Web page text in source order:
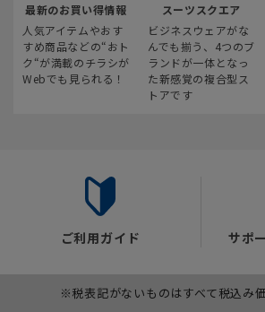
最新のお買い得情報
人気アイテムやおす
すめ商品などの“おト
ク“が満載のチラシが
Webでも見られる！
スーツスクエア
ビジネスウェアがな
んでも揃う、4つのブ
ランドが一体となっ
た新感覚の複合型ス
トアです
ご利用ガイド サポ
※税表記がないものはすべて税込み